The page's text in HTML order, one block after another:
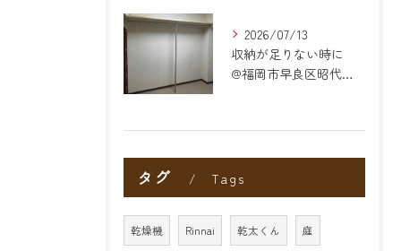
2026/07/13
収納が足りない時に
@福岡市早良区昭代のリフォーム
タグ Tags
乾燥機 Rinnai 乾太くん 庭